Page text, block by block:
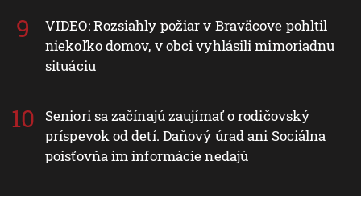
VIDEO: Rozsiahly požiar v Braväcove pohltil
niekoľko domov, v obci vyhlásili mimoriadnu
situáciu
Seniori sa začínajú zaujímať o rodičovský
príspevok od detí. Daňový úrad ani Sociálna
poisťovňa im informácie nedajú